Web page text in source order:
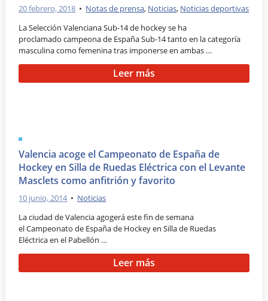
20 febrero, 2018 • Notas de prensa, Noticias, Noticias deportivas
La Selección Valenciana Sub-14 de hockey se ha
proclamado campeona de España Sub-14 tanto en la categoría
masculina como femenina tras imponerse en ambas …
Leer más
Valencia acoge el Campeonato de España de
Hockey en Silla de Ruedas Eléctrica con el Levante
Masclets como anfitrión y favorito
10 junio, 2014 • Noticias
La ciudad de Valencia agogerá este fin de semana
el Campeonato de España de Hockey en Silla de Ruedas
Eléctrica en el Pabellón …
Leer más